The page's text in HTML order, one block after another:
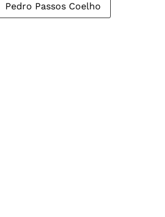
Pedro Passos Coelho